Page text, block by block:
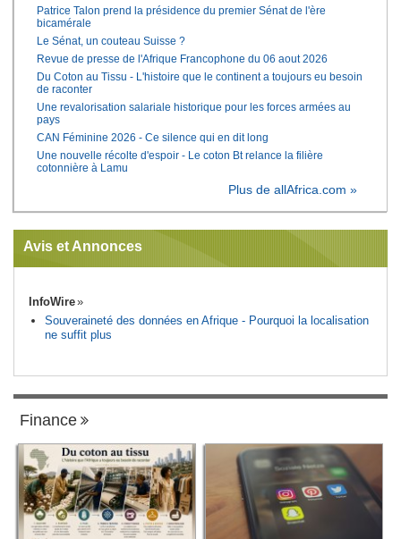
Patrice Talon prend la présidence du premier Sénat de l'ère
bicamérale
Le Sénat, un couteau Suisse ?
Revue de presse de l'Afrique Francophone du 06 aout 2026
Du Coton au Tissu - L'histoire que le continent a toujours eu besoin
de raconter
Une revalorisation salariale historique pour les forces armées au
pays
CAN Féminine 2026 - Ce silence qui en dit long
Une nouvelle récolte d'espoir - Le coton Bt relance la filière
cotonnière à Lamu
Plus de allAfrica.com »
Avis et Annonces
InfoWire
Souveraineté des données en Afrique - Pourquoi la localisation
ne suffit plus
Finance